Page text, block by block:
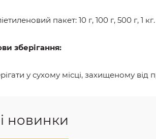
пакет: 10 г, 100 г, 500 г, 1 кг.
зберігання:
у сухому місці, захищеному
новинки